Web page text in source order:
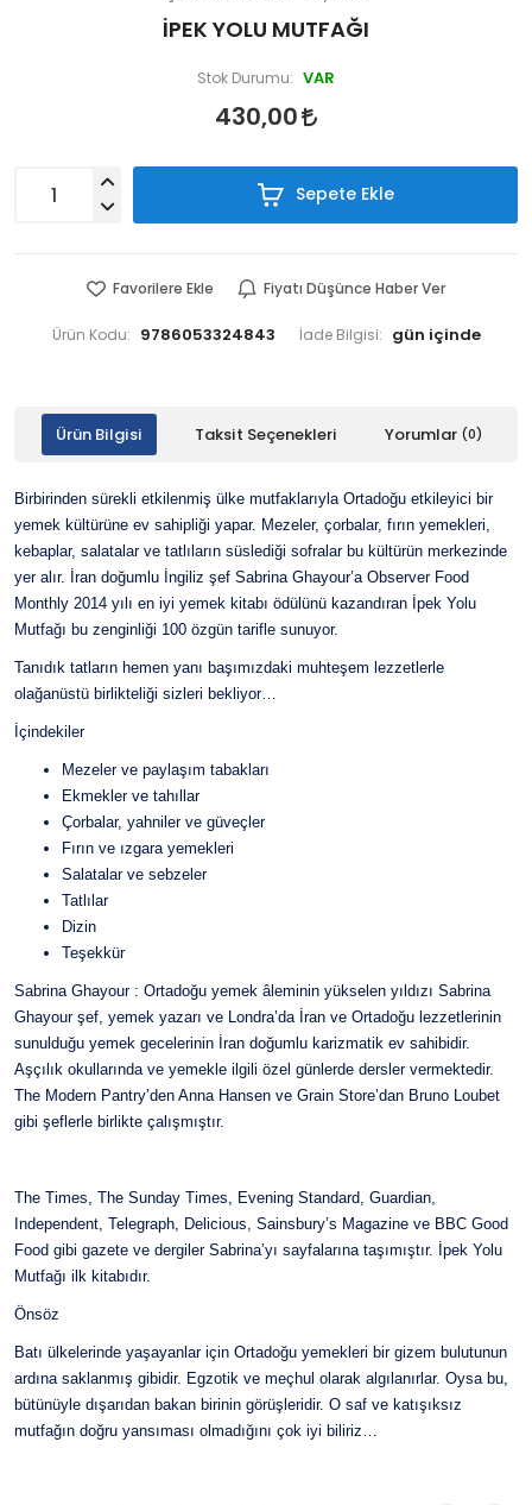
İPEK YOLU MUTFAĞI
Stok Durumu: VAR
430,00
Sepete Ekle
Favorilere Ekle Fiyatı Düşünce Haber Ver
Ürün Kodu: 9786053324843 İade Bilgisi:
Ürün Bilgisi Taksit Seçenekleri Yorumlar (0)
Birbirinden sürekli etkilenmiş ülke mutfaklarıyla Ortadoğu etkileyici bir
yemek kültürüne ev sahipliği yapar. Mezeler, çorbalar, fırın yemekleri,
kebaplar, salatalar ve tatlıların süslediği sofralar bu kültürün merkezinde
yer alır. İran doğumlu İngiliz şef Sabrina Ghayour’a Observer Food
Monthly 2014 yılı en iyi yemek kitabı ödülünü kazandıran İpek Yolu
Mutfağı bu zenginliği 100 özgün tarifle sunuyor.
Tanıdık tatların hemen yanı başımızdaki muhteşem lezzetlerle
olağanüstü birlikteliği sizleri bekliyor…
İçindekiler
Mezeler ve paylaşım tabakları
Ekmekler ve tahıllar
Çorbalar, yahniler ve güveçler
Fırın ve ızgara yemekleri
Salatalar ve sebzeler
Tatlılar
Dizin
Teşekkür
Sabrina Ghayour : Ortadoğu yemek âleminin yükselen yıldızı Sabrina
Ghayour şef, yemek yazarı ve Londra’da İran ve Ortadoğu lezzetlerinin
sunulduğu yemek gecelerinin İran doğumlu karizmatik ev sahibidir.
Aşçılık okullarında ve yemekle ilgili özel günlerde dersler vermektedir.
The Modern Pantry’den Anna Hansen ve Grain Store’dan Bruno Loubet
gibi şeflerle birlikte çalışmıştır.
The Times, The Sunday Times, Evening Standard, Guardian,
Independent, Telegraph, Delicious, Sainsbury’s Magazine ve BBC Good
Food gibi gazete ve dergiler Sabrina’yı sayfalarına taşımıştır. İpek Yolu
Mutfağı ilk kitabıdır.
Önsöz
Batı ülkelerinde yaşayanlar için Ortadoğu yemekleri bir gizem bulutunun
ardına saklanmış gibidir. Egzotik ve meçhul olarak algılanırlar. Oysa bu,
bütünüyle dışarıdan bakan birinin görüşleridir. O saf ve katışıksız
mutfağın doğru yansıması olmadığını çok iyi biliriz…